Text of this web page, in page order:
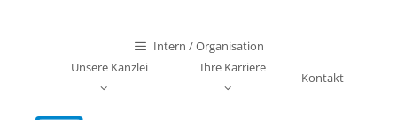
Intern / Organisation
Unsere Kanzlei
Ihre Karriere
Kontakt